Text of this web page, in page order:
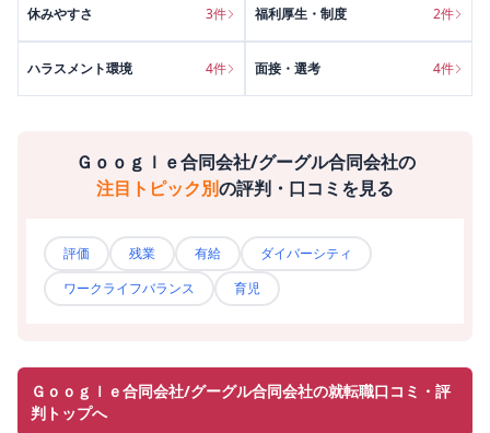
休みやすさ 3件 福利厚生・制度 2件
ハラスメント環境 4件 面接・選考 4件
Ｇｏｏｇｌｅ合同会社/グーグル合同会社の
注目トピック別の評判・口コミを見る
評価 残業 有給
ダイバーシティ
ワークライフバランス
育児
Ｇｏｏｇｌｅ合同会社/グーグル合同会社の就転職口コミ・評
判トップへ